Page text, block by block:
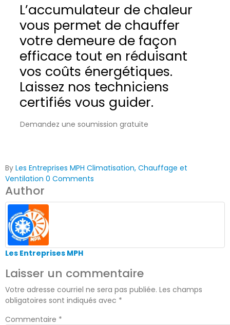
L’accumulateur de chaleur
vous permet de chauffer
votre demeure de façon
efficace tout en réduisant
vos coûts énergétiques.
Laissez nos techniciens
certifiés vous guider.
Demandez une soumission gratuite
By Les Entreprises MPH Climatisation, Chauffage et
Ventilation 0 Comments
Author
Les Entreprises MPH
Laisser un commentaire
Votre adresse courriel ne sera pas publiée. Les champs
obligatoires sont indiqués avec *
Commentaire *